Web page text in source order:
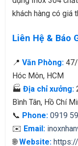
khách hàng có giá
Liên Hệ & Báo
📍 Văn Phòng:47/
Hóc Môn, HCM
🏭 Địa chỉ xưởng:
Bình Tân, Hồ Chí
📞 Phone: 0919
✉️ Email:
🌐Website: